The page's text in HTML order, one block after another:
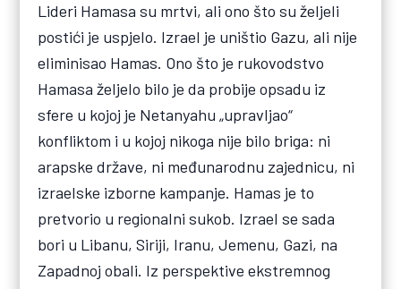
Lideri Hamasa su mrtvi, ali ono što su željeli
postići je uspjelo. Izrael je uništio Gazu, ali nije
eliminisao Hamas. Ono što je rukovodstvo
Hamasa željelo bilo je da probije opsadu iz
sfere u kojoj je Netanyahu „upravljao“
konfliktom i u kojoj nikoga nije bilo briga: ni
arapske države, ni međunarodnu zajednicu, ni
izraelske izborne kampanje. Hamas je to
pretvorio u regionalni sukob. Izrael se sada
bori u Libanu, Siriji, Iranu, Jemenu, Gazi, na
Zapadnoj obali. Iz perspektive ekstremnog